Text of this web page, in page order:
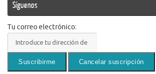
Síguenos
Tu correo electrónico: